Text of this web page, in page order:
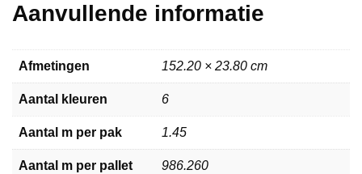
Aanvullende informatie
Afmetingen 152.20 × 23.80 cm
Aantal kleuren 6
Aantal m per pak 1.45
Aantal m per pallet 986.260